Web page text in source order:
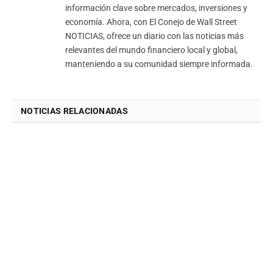
información clave sobre mercados, inversiones y
economía. Ahora, con El Conejo de Wall Street
NOTICIAS, ofrece un diario con las noticias más
relevantes del mundo financiero local y global,
manteniendo a su comunidad siempre informada.
NOTICIAS RELACIONADAS